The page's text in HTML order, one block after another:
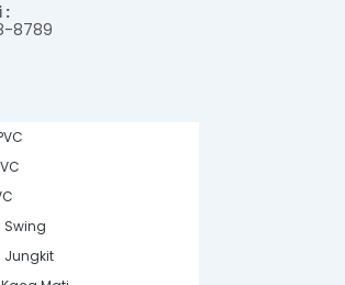
:
8789
Swing
Jungkit